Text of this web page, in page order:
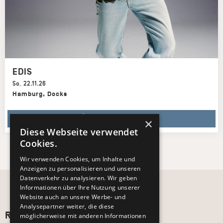
EDIS
So, 22.11.26
Hamburg, Docks
Recht und Ordnung
×
Diese Webseite verwendet
Cookies.
Wir verwenden Cookies, um Inhalte und
Anzeigen zu personalisieren und unseren
Datenverkehr zu analysieren. Wir geben
Informationen über Ihre Nutzung unserer
Website auch an unsere Werbe- und
Analysepartner weiter, die diese
möglicherweise mit anderen Informationen